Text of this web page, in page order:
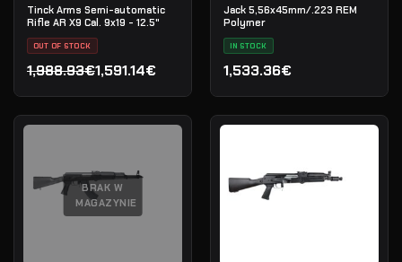
Tinck Arms Semi-automatic
Rifle AR X9 Cal. 9x19 - 12.5"
OUT OF STOCK
1,988.93€
Pierwotna cena wynosiła: 1,988.93€.
1,591.14€
Aktualna cena wynosi: 1,591.14€.
Jack 5,56x45mm/.223 REM
Polymer
IN STOCK
1,533.36€
BRAK W
MAGAZYNIE